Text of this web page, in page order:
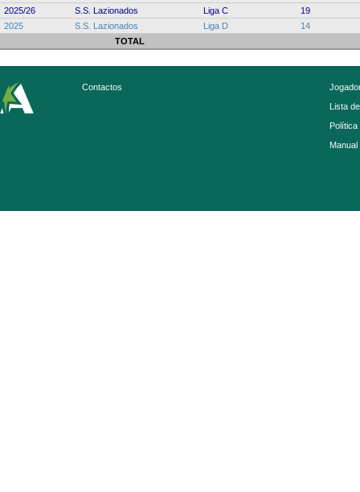
2025/26
S.S. Lazionados Liga C
19
2025
S.S. Lazionados Liga D
14
TOTAL
Contactos
Lista
Política